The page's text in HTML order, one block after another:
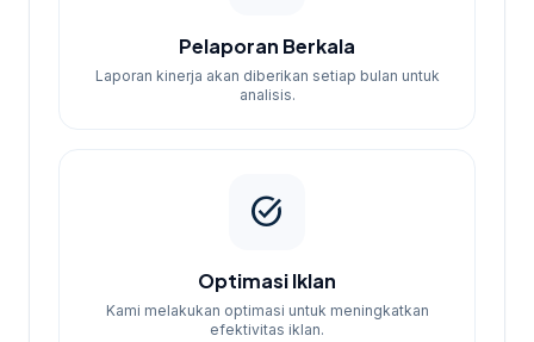
Pelaporan Berkala
Laporan kinerja akan diberikan setiap bulan untuk
analisis.
task_alt
Optimasi Iklan
Kami melakukan optimasi untuk meningkatkan
efektivitas iklan.